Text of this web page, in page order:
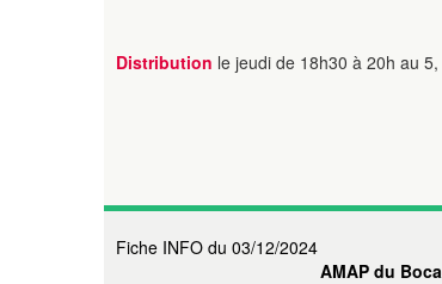
Distribution le jeudi de 18h30 à 20h au
Fiche INFO du 03/12/2024
AMAP du